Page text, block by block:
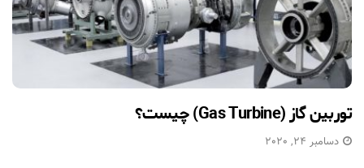
توربین گاز (Gas Turbine) چیست؟
دسامبر 24, 2020